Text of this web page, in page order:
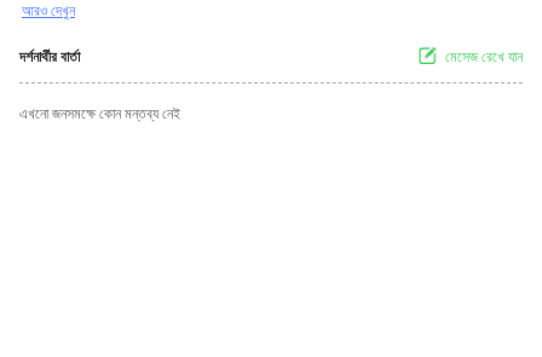
আরও দেখুন
দর্শনার্থীর বার্তা মেসেজ রেখে যান
এখনো জনসমক্ষে কোন মন্তব্য নেই